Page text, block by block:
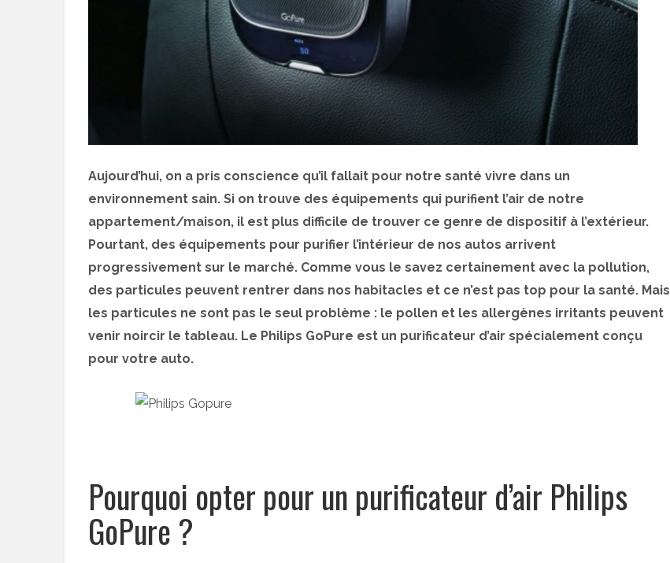
Aujourd’hui, on a pris conscience qu’il fallait pour notre santé vivre dans un
environnement sain. Si on trouve des équipements qui purifient l’air de notre
appartement/maison, il est plus difficile de trouver ce genre de dispositif à l’extérieur.
Pourtant, des équipements pour purifier l’intérieur de nos autos arrivent
progressivement sur le marché. Comme vous le savez certainement avec la pollution,
des particules peuvent rentrer dans nos habitacles et ce n’est pas top pour la santé. Mais
les particules ne sont pas le seul problème : le pollen et les allergènes irritants peuvent
venir noircir le tableau. Le Philips GoPure est un purificateur d’air spécialement conçu
pour votre auto.
Pourquoi opter pour un purificateur d’air Philips
GoPure ?